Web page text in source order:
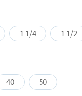
1 1/4
1 1/2
40 50